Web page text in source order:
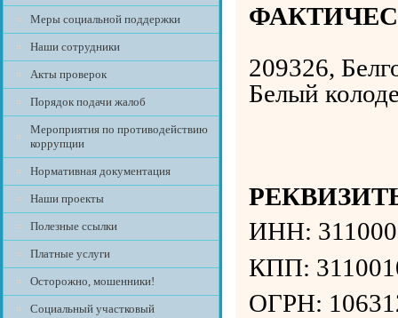
Меры социальной поддержки
Наши сотрудники
Акты проверок
Порядок подачи жалоб
Мероприятия по противодействию
коррупции
Нормативная документация
Наши проекты
Полезные ссылки
Платные услуги
Осторожно, мошенники!
Социальный участковый
209326,
Белый
ИНН:
КПП:
ОГРН: